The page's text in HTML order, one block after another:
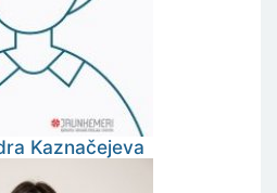
Kaznačejeva